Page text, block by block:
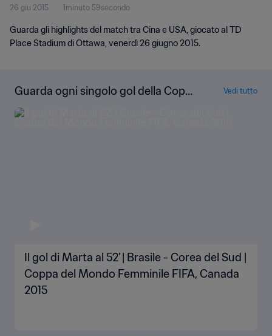
26 giu 2015 1minuto 59secondo
Guarda gli highlights del match tra Cina e USA, giocato al TD
Place Stadium di Ottawa, venerdì 26 giugno 2015.
Guarda ogni singolo gol della Copp
a del Mondo Femminile FIFA Canad
a 2015
Vedi tutto
Il gol di Marta al 52' | Brasile - Corea del Sud |
Coppa del Mondo Femminile FIFA, Canada
2015